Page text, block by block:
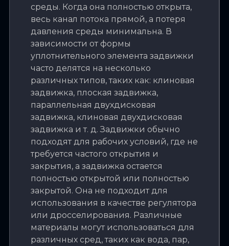
среды. Когда она полностью открыта,
весь канал потока прямой, а потеря
давления среды минимальна. В
зависимости от формы
уплотнительного элемента задвижки
часто делятся на несколько
различных типов, таких как: клиновая
задвижка, плоская задвижка,
параллельная двухдисковая
задвижка, клиновая двухдисковая
задвижка и т. д. Задвижки обычно
подходят для рабочих условий, где не
требуется частого открытия и
закрытия, а задвижка остается
полностью открытой или полностью
закрытой. Она не подходит для
использования в качестве регулятора
или дросселирования. Различные
материалы могут использоваться для
различных сред, таких как вода, пар,